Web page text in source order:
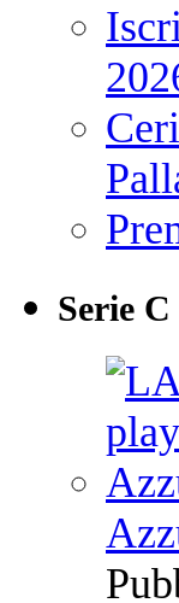
Serie C